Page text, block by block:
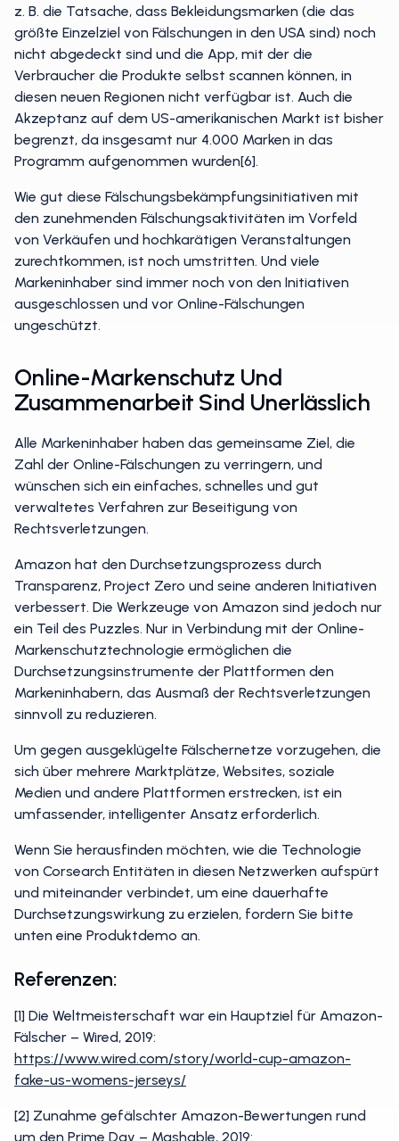
z. B. die Tatsache, dass Bekleidungsmarken (die das
größte Einzelziel von Fälschungen in den USA sind) noch
nicht abgedeckt sind und die App, mit der die
Verbraucher die Produkte selbst scannen können, in
diesen neuen Regionen nicht verfügbar ist. Auch die
Akzeptanz auf dem US-amerikanischen Markt ist bisher
begrenzt, da insgesamt nur 4.000 Marken in das
Programm aufgenommen wurden[6].
Wie gut diese Fälschungsbekämpfungsinitiativen mit
den zunehmenden Fälschungsaktivitäten im Vorfeld
von Verkäufen und hochkarätigen Veranstaltungen
zurechtkommen, ist noch umstritten. Und viele
Markeninhaber sind immer noch von den Initiativen
ausgeschlossen und vor Online-Fälschungen
ungeschützt.
Online-Markenschutz Und
Zusammenarbeit Sind Unerlässlich
Alle Markeninhaber haben das gemeinsame Ziel, die
Zahl der Online-Fälschungen zu verringern, und
wünschen sich ein einfaches, schnelles und gut
verwaltetes Verfahren zur Beseitigung von
Rechtsverletzungen.
Amazon hat den Durchsetzungsprozess durch
Transparenz, Project Zero und seine anderen Initiativen
verbessert. Die Werkzeuge von Amazon sind jedoch nur
ein Teil des Puzzles. Nur in Verbindung mit der Online-
Markenschutztechnologie ermöglichen die
Durchsetzungsinstrumente der Plattformen den
Markeninhabern, das Ausmaß der Rechtsverletzungen
sinnvoll zu reduzieren.
Um gegen ausgeklügelte Fälschernetze vorzugehen, die
sich über mehrere Marktplätze, Websites, soziale
Medien und andere Plattformen erstrecken, ist ein
umfassender, intelligenter Ansatz erforderlich.
Wenn Sie herausfinden möchten, wie die Technologie
von Corsearch Entitäten in diesen Netzwerken aufspürt
und miteinander verbindet, um eine dauerhafte
Durchsetzungswirkung zu erzielen, fordern Sie bitte
unten eine Produktdemo an.
Referenzen:
[1] Die Weltmeisterschaft war ein Hauptziel für Amazon-
Fälscher – Wired, 2019:
https://www.wired.com/story/world-cup-amazon-
fake-us-womens-jerseys/
[2] Zunahme gefälschter Amazon-Bewertungen rund
um den Prime Day – Mashable, 2019: